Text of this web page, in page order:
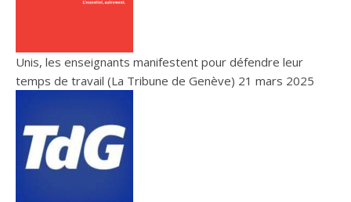
Unis, les enseignants manifestent pour défendre leur
temps de travail (La Tribune de Genève) 21 mars 2025